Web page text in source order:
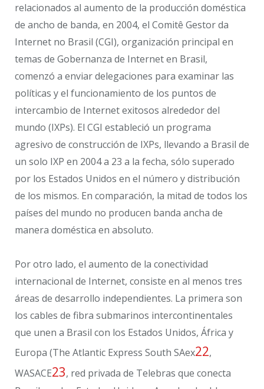
relacionados al aumento de la producción doméstica
de ancho de banda, en 2004, el Comitê Gestor da
Internet no Brasil (CGI), organización principal en
temas de Gobernanza de Internet en Brasil,
comenzó a enviar delegaciones para examinar las
políticas y el funcionamiento de los puntos de
intercambio de Internet exitosos alrededor del
mundo (IXPs). El CGI estableció un programa
agresivo de construcción de IXPs, llevando a Brasil de
un solo IXP en 2004 a 23 a la fecha, sólo superado
por los Estados Unidos en el número y distribución
de los mismos. En comparación, la mitad de todos los
países del mundo no producen banda ancha de
manera doméstica en absoluto.
Por otro lado, el aumento de la conectividad
internacional de Internet, consiste en al menos tres
áreas de desarrollo independientes. La primera son
los cables de fibra submarinos intercontinentales
que unen a Brasil con los Estados Unidos, África y
Europa (The Atlantic Express South SAex22,
WASACE23, red privada de Telebras que conecta